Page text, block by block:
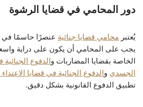
دور المحامي في قضايا الرشوة
يُعتبر محامي قضايا جنائية عنصرًا حاسمًا في
يجب على المحامي أن يكون على دراية واسعة
الخاصة بقضايا المضاربات و الدفوع
الجسدي و الدفوع الجنائية في قضايا
تطبيق الدفوع القانونية بشكل دقيق.